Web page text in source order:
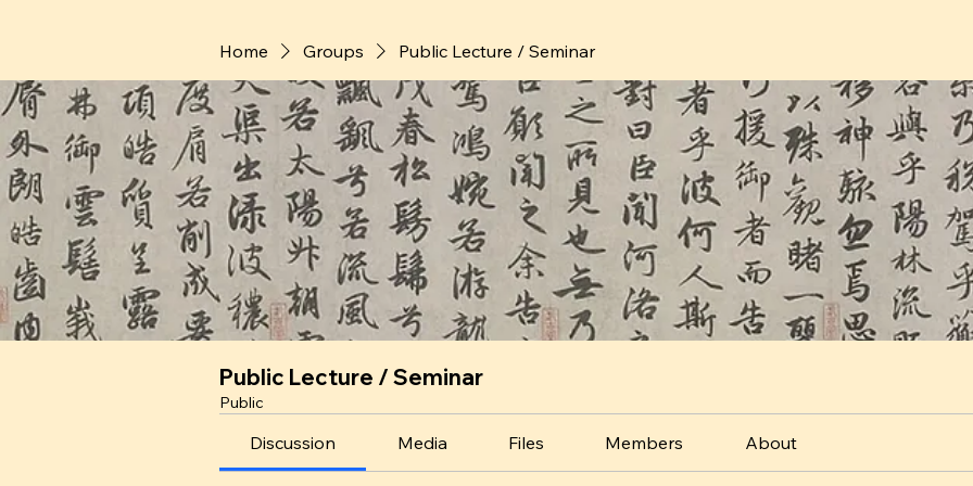
Home Groups Public Lecture / Seminar
Public Lecture / Seminar
Public
Discussion Media Files Members About